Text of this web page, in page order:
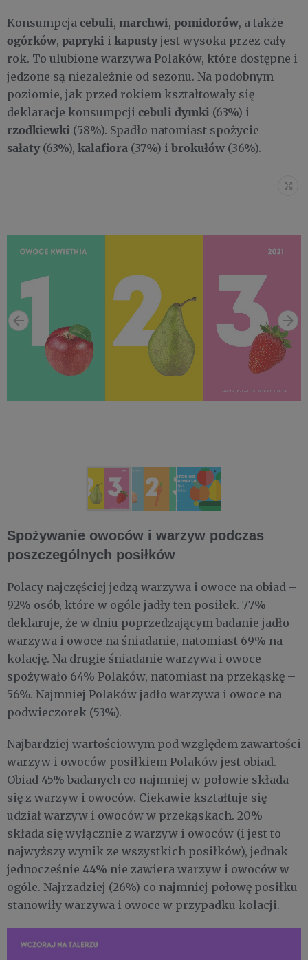
Konsumpcja cebuli, marchwi, pomidorów, a także
ogórków, papryki i kapustyjest wysoka przez cały
rok. To ulubione warzywa Polaków, które dostępne i
jedzone są niezależnie od sezonu. Na podobnym
poziomie, jak przed rokiem kształtowały się
deklaracje konsumpcji cebuli dymki (63%) i
rzodkiewki (58%). Spadło natomiast spożycie
sałaty (63%), kalafiora (37%) i brokułów (36%).
Spożywanie owoców i warzyw podczas
poszczególnych posiłków
Polacy najczęściej jedzą warzywa i owoce na obiad –
92% osób, które w ogóle jadły ten posiłek. 77%
deklaruje, że w dniu poprzedzającym badanie jadło
warzywa i owoce na śniadanie, natomiast 69% na
kolację. Na drugie śniadanie warzywa i owoce
spożywało 64% Polaków, natomiast na przekąskę –
56%. Najmniej Polaków jadło warzywa i owoce na
podwieczorek (53%).
Najbardziej wartościowym pod względem zawartości
warzyw i owoców posiłkiem Polaków jest obiad.
Obiad 45% badanych co najmniej w połowie składa
się z warzyw i owoców. Ciekawie kształtuje się
udział warzyw i owoców w przekąskach. 20%
składa się wyłącznie z warzyw i owoców (i jest to
najwyższy wynik ze wszystkich posiłków), jednak
jednocześnie 44% nie zawiera warzyw i owoców w
ogóle. Najrzadziej (26%) co najmniej połowę posiłku
stanowiły warzywa i owoce w przypadku kolacji.